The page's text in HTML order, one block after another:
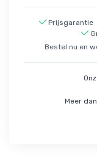
Prijsgarantie
Bestel nu en
Meer dan